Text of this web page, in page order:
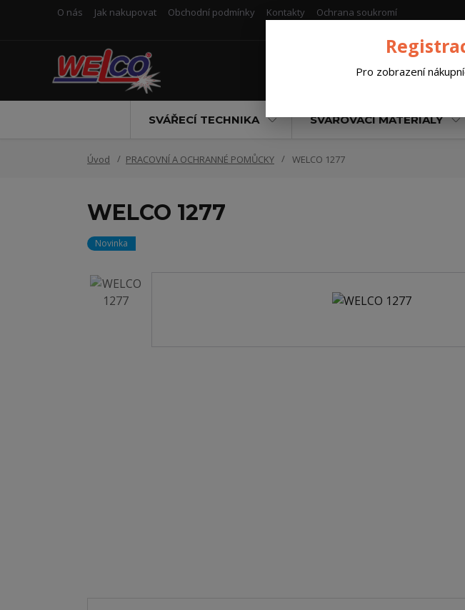
O nás Jak nakupovat Obchodní podmínky Kontakty Ochrana soukromí
SVÁŘECÍ TECHNIKA SVAŘOVACÍ MATERIÁLY
Úvod PRACOVNÍ A OCHRANNÉ POMŮCKY WELCO 1277
WELCO 1277
Novinka
Pro zobrazení